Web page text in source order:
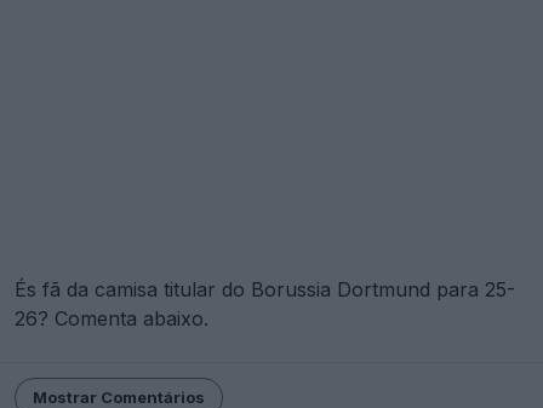
És fã da camisa titular do Borussia Dortmund para 25-
26? Comenta abaixo.
Mostrar Comentários